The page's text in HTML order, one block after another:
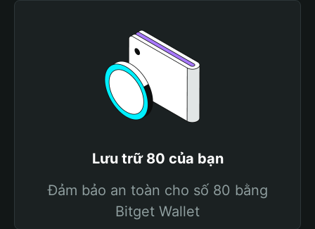
Lưu trữ 80 của bạn
Đảm bảo an toàn cho số 80 bằng
Bitget Wallet